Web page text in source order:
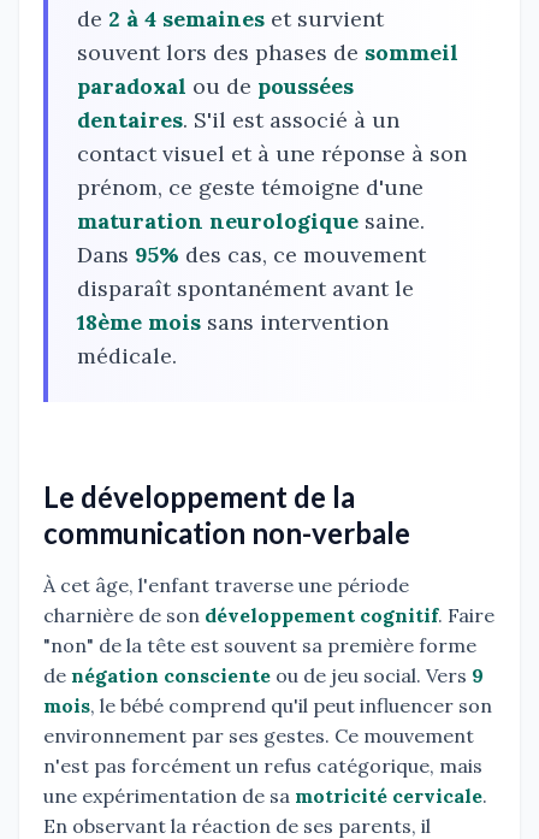
de 2 à 4 semaines et survient
souvent lors des phases de sommeil
paradoxal ou de poussées
dentaires. S'il est associé à un
contact visuel et à une réponse à son
prénom, ce geste témoigne d'une
maturation neurologique saine.
Dans 95% des cas, ce mouvement
disparaît spontanément avant le
18ème mois sans intervention
médicale.
Le développement de la
communication non-verbale
À cet âge, l'enfant traverse une période
charnière de son développement cognitif. Faire
"non" de la tête est souvent sa première forme
de négation consciente ou de jeu social. Vers 9
mois, le bébé comprend qu'il peut influencer son
environnement par ses gestes. Ce mouvement
n'est pas forcément un refus catégorique, mais
une expérimentation de sa motricité cervicale.
En observant la réaction de ses parents, il